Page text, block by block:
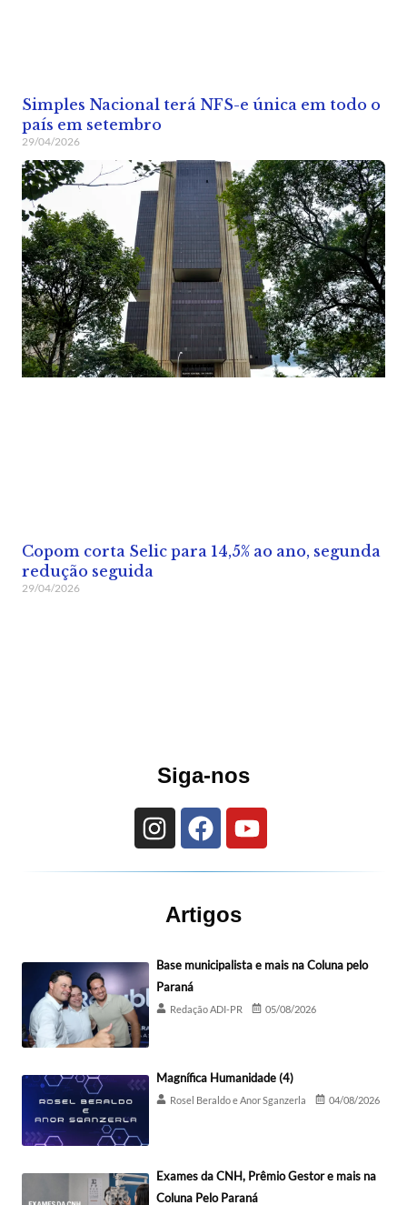
Simples Nacional terá NFS-e única em todo o
país em setembro
29/04/2026
Copom corta Selic para 14,5% ao ano, segunda
redução seguida
29/04/2026
Siga-nos
Artigos
Base municipalista e mais na Coluna pelo
Paraná
Redação ADI-PR 05/08/2026
Magnífica Humanidade (4)
Rosel Beraldo e Anor Sganzerla 04/08/2026
Exames da CNH, Prêmio Gestor e mais na
Coluna Pelo Paraná